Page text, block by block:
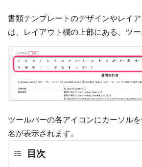
書類テンプレートのデザインやレイ
は、レイアウト欄の上部にある、ツー
ツールバーの各アイコンにカーソル
名が表示されます。
目次